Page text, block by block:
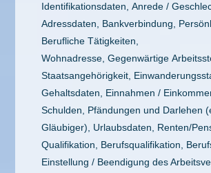
Identifikationsdaten, Anrede /
Adressdaten, Bankverbindung,
Berufliche Tätigkeiten,
Wohnadresse, Gegenwärtige
Staatsangehörigkeit,
Gehaltsdaten, Einnahmen /
Schulden, Pfändungen und Darlehen
Gläubiger), Urlaubsdaten, Renten/
Qualifikation, Berufsqualifikation,
Einstellung / Beendigung des